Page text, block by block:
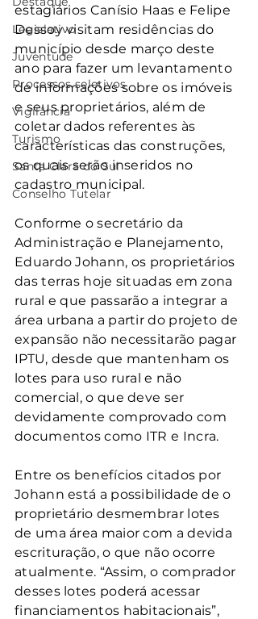
Legislativo
Juventude
Processos seletivos
Vigilância
Turismo
Santa Clara do Sul
Conselho Tutelar
estagiários Canísio Haas e Felipe
Dessoy visitam residências do
município desde março deste
ano para fazer um levantamento
de informações sobre os imóveis
e seus proprietários, além de
coletar dados referentes às
características das construções,
os quais serão inseridos no
cadastro municipal.
Conforme o secretário da
Administração e Planejamento,
Eduardo Johann, os proprietários
das terras hoje situadas em zona
rural e que passarão a integrar a
área urbana a partir do projeto de
expansão não necessitarão pagar
IPTU, desde que mantenham os
lotes para uso rural e não
comercial, o que deve ser
devidamente comprovado com
documentos como ITR e Incra.
Entre os benefícios citados por
Johann está a possibilidade de o
proprietário desmembrar lotes
de uma área maior com a devida
escrituração, o que não ocorre
atualmente. “Assim, o comprador
desses lotes poderá acessar
financiamentos habitacionais”,